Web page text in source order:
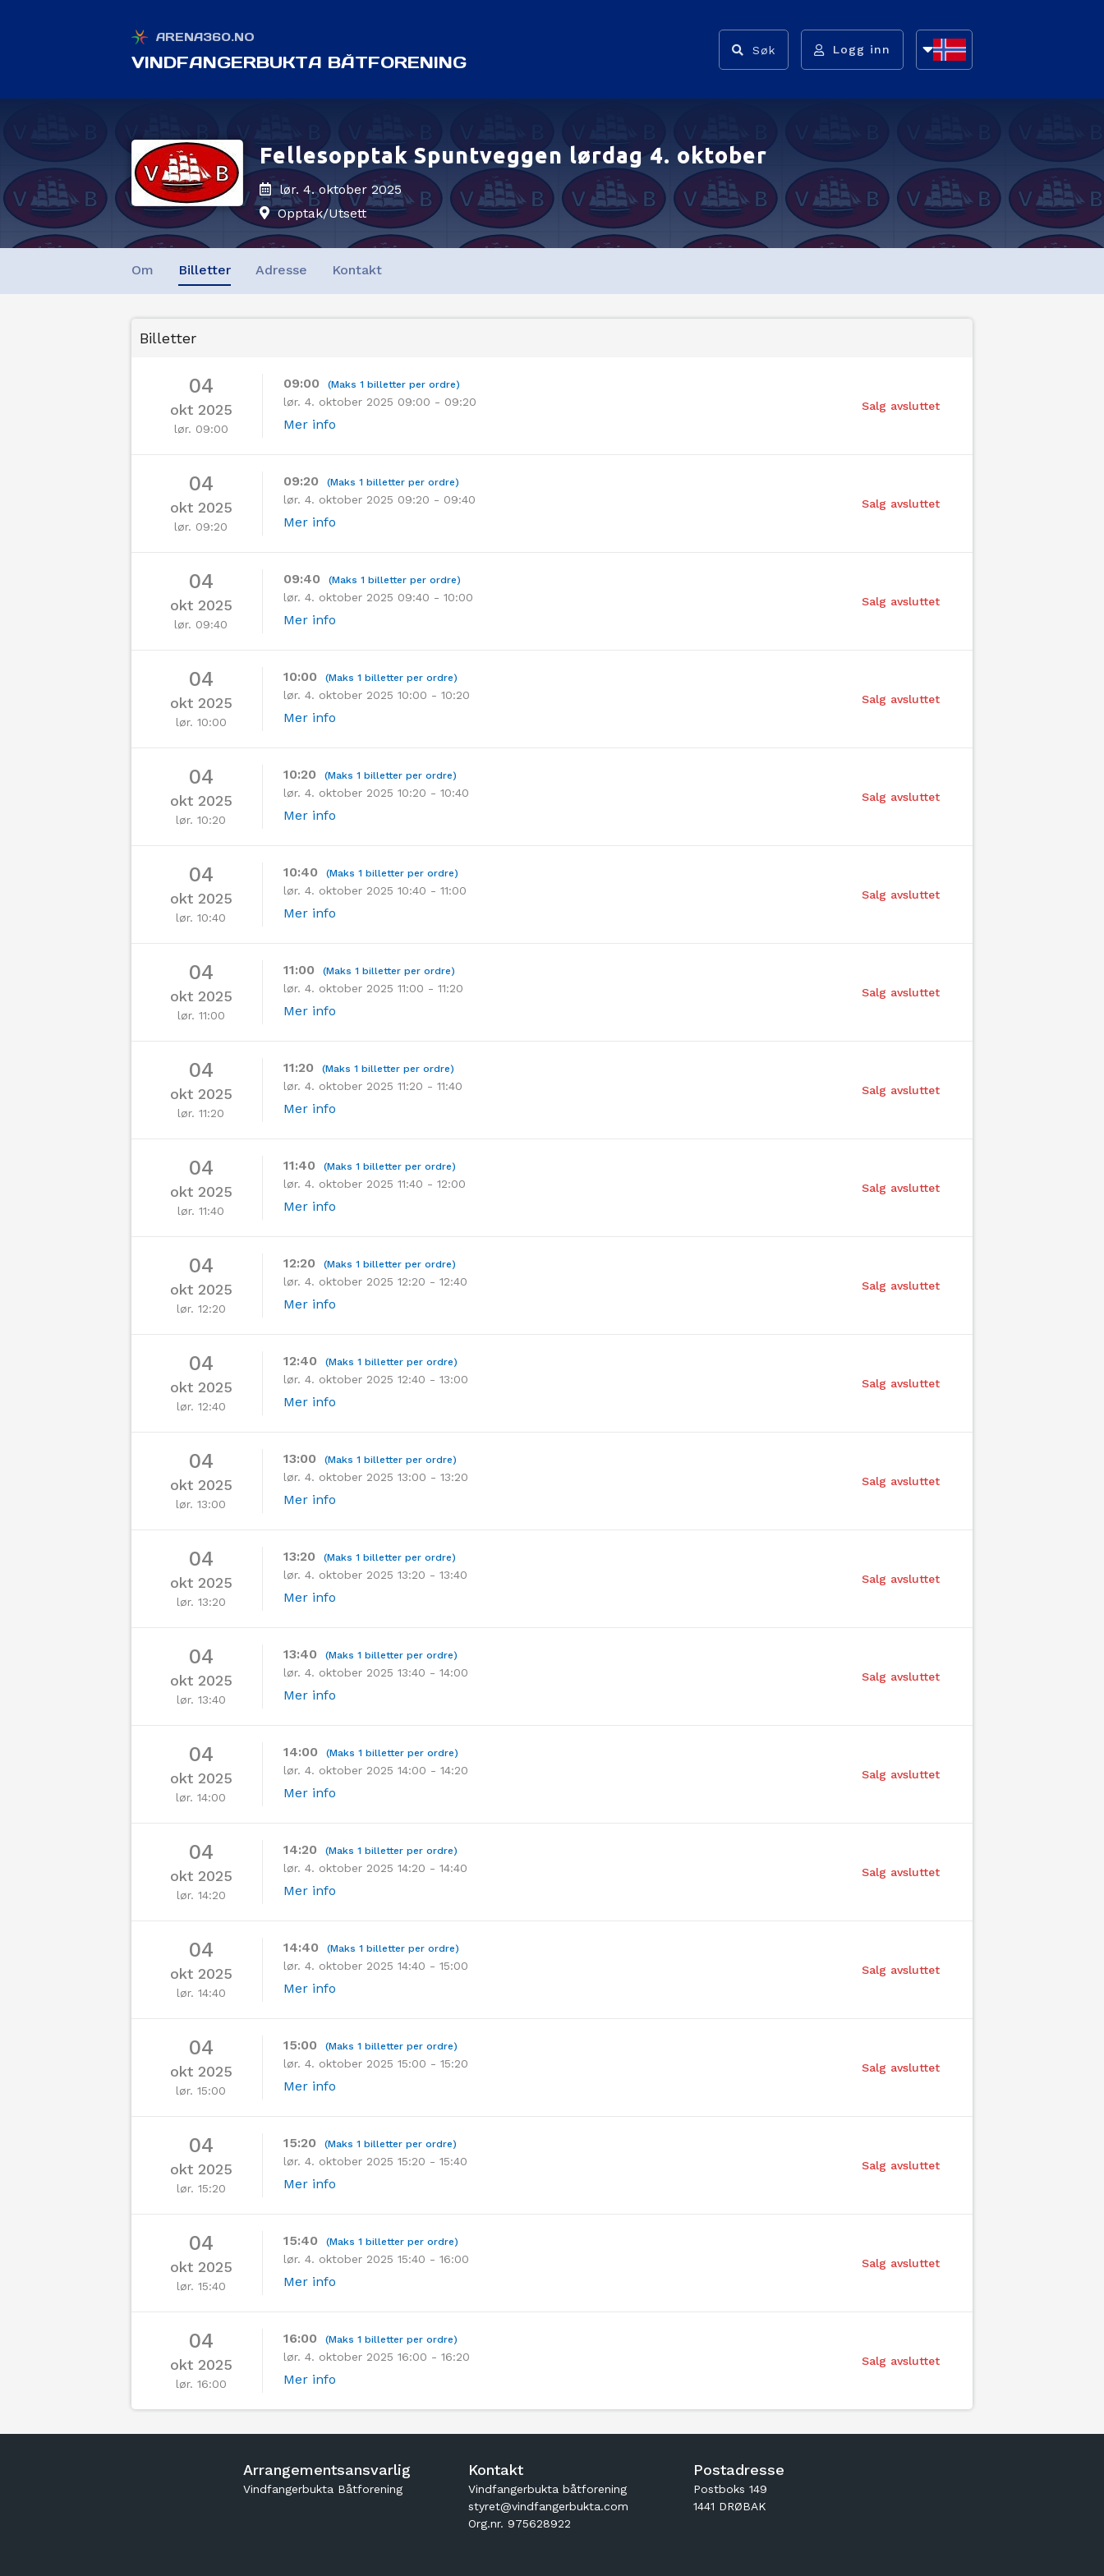
ARENA360.NO
VINDFANGERBUKTA BÅTFORENING
Søk Logg inn
EN
Fellesopptak Spuntveggen lørdag 4. oktober
lør. 4. oktober 2025
Opptak/Utsett
Om Billetter Adresse Kontakt
Billetter
04
okt 2025
lør. 09:00
09:00 (Maks 1 billetter per ordre)
lør. 4. oktober 2025 09:00 - 09:20
Mer info
Salg avsluttet
04
okt 2025
lør. 09:20
09:20 (Maks 1 billetter per ordre)
lør. 4. oktober 2025 09:20 - 09:40
Mer info
Salg avsluttet
04
okt 2025
lør. 09:40
09:40 (Maks 1 billetter per ordre)
lør. 4. oktober 2025 09:40 - 10:00
Mer info
Salg avsluttet
04
okt 2025
lør. 10:00
10:00 (Maks 1 billetter per ordre)
lør. 4. oktober 2025 10:00 - 10:20
Mer info
Salg avsluttet
04
okt 2025
lør. 10:20
10:20 (Maks 1 billetter per ordre)
lør. 4. oktober 2025 10:20 - 10:40
Mer info
Salg avsluttet
04
okt 2025
lør. 10:40
10:40 (Maks 1 billetter per ordre)
lør. 4. oktober 2025 10:40 - 11:00
Mer info
Salg avsluttet
04
okt 2025
lør. 11:00
11:00 (Maks 1 billetter per ordre)
lør. 4. oktober 2025 11:00 - 11:20
Mer info
Salg avsluttet
04
okt 2025
lør. 11:20
11:20 (Maks 1 billetter per ordre)
lør. 4. oktober 2025 11:20 - 11:40
Mer info
Salg avsluttet
04
okt 2025
lør. 11:40
11:40 (Maks 1 billetter per ordre)
lør. 4. oktober 2025 11:40 - 12:00
Mer info
Salg avsluttet
04
okt 2025
lør. 12:20
12:20 (Maks 1 billetter per ordre)
lør. 4. oktober 2025 12:20 - 12:40
Mer info
Salg avsluttet
04
okt 2025
lør. 12:40
12:40 (Maks 1 billetter per ordre)
lør. 4. oktober 2025 12:40 - 13:00
Mer info
Salg avsluttet
04
okt 2025
lør. 13:00
13:00 (Maks 1 billetter per ordre)
lør. 4. oktober 2025 13:00 - 13:20
Mer info
Salg avsluttet
04
okt 2025
lør. 13:20
13:20 (Maks 1 billetter per ordre)
lør. 4. oktober 2025 13:20 - 13:40
Mer info
Salg avsluttet
04
okt 2025
lør. 13:40
13:40 (Maks 1 billetter per ordre)
lør. 4. oktober 2025 13:40 - 14:00
Mer info
Salg avsluttet
04
okt 2025
lør. 14:00
14:00 (Maks 1 billetter per ordre)
lør. 4. oktober 2025 14:00 - 14:20
Mer info
Salg avsluttet
04
okt 2025
lør. 14:20
14:20 (Maks 1 billetter per ordre)
lør. 4. oktober 2025 14:20 - 14:40
Mer info
Salg avsluttet
04
okt 2025
lør. 14:40
14:40 (Maks 1 billetter per ordre)
lør. 4. oktober 2025 14:40 - 15:00
Mer info
Salg avsluttet
04
okt 2025
lør. 15:00
15:00 (Maks 1 billetter per ordre)
lør. 4. oktober 2025 15:00 - 15:20
Mer info
Salg avsluttet
04
okt 2025
lør. 15:20
15:20 (Maks 1 billetter per ordre)
lør. 4. oktober 2025 15:20 - 15:40
Mer info
Salg avsluttet
04
okt 2025
lør. 15:40
15:40 (Maks 1 billetter per ordre)
lør. 4. oktober 2025 15:40 - 16:00
Mer info
Salg avsluttet
04
okt 2025
lør. 16:00
16:00 (Maks 1 billetter per ordre)
lør. 4. oktober 2025 16:00 - 16:20
Mer info
Salg avsluttet
Arrangementsansvarlig
Vindfangerbukta Båtforening
Kontakt
Vindfangerbukta båtforening
styret@vindfangerbukta.com
Org.nr. 975628922
Postadresse
Postboks 149
1441 DRØBAK